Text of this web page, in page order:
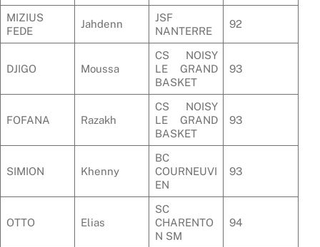
MIZIUS
FEDE
Jahdenn
JSF
NANTERRE
92
DJIGO Moussa
CS NOISY
LE GRAND
BASKET
93
FOFANA Razakh
CS NOISY
LE GRAND
BASKET
93
SIMION Khenny
BC
COURNEUVI
EN
93
OTTO Elias
SC
CHARENTO
N SM
94